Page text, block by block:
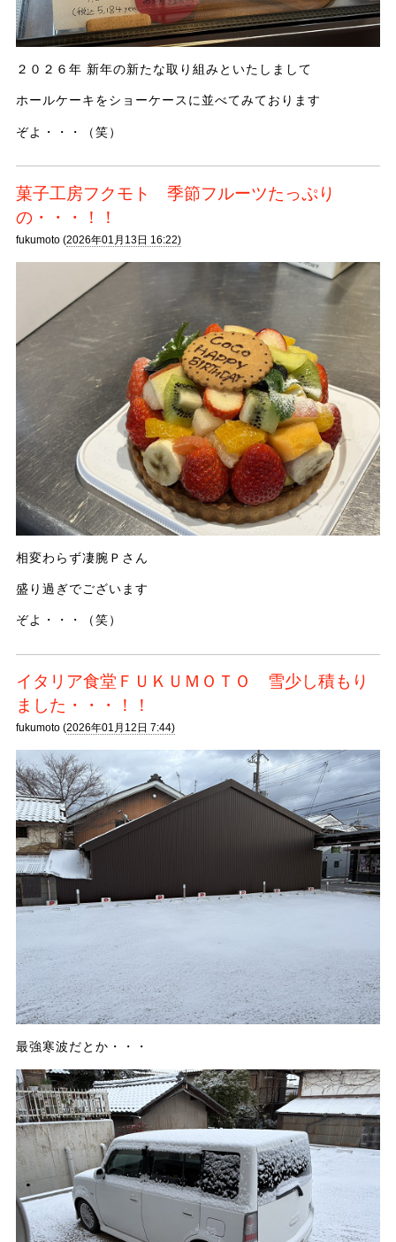
２０２６年 新年の新たな取り組みといたしまして
ホールケーキをショーケースに並べてみております
ぞよ・・・（笑）
菓子工房フクモト 季節フルーツたっぷり
の・・・！！
fukumoto (2026年01月13日 16:22)
相変わらず凄腕Ｐさん
盛り過ぎでございます
ぞよ・・・（笑）
イタリア食堂ＦＵＫＵＭＯＴＯ 雪少し積もり
ました・・・！！
fukumoto (2026年01月12日 7:44)
最強寒波だとか・・・